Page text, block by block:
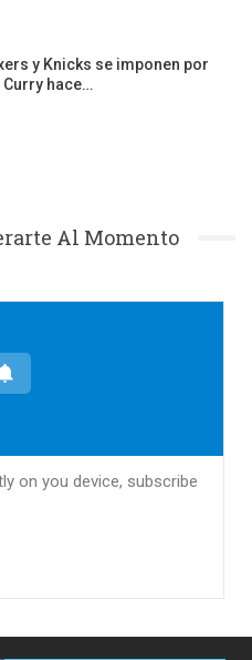
y Knicks se imponen por
Curry hace…
Al Momento
on you device, subscribe